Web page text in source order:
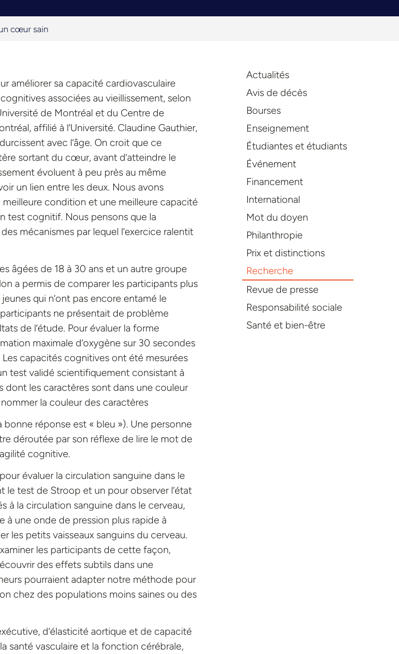
cœur sain
améliorer sa capacité cardiovasculaire
associées au vieillissement, selon
de Montréal et du Centre de
affilié à l’Université. Claudine Gauthier,
avec l’âge. On croit que ce
sortant du cœur, avant d’atteindre le
évoluent à peu près au même
un lien entre les deux. Nous avons
condition et une meilleure capacité
test cognitif. Nous pensons que la
mécanismes par lequel l’exercice ralentit
âgées de 18 à 30 ans et un autre groupe
a permis de comparer les participants plus
qui n’ont pas encore entamé le
ne présentait de problème
de l’étude. Pour évaluer la forme
maximale d’oxygène sur 30 secondes
capacités cognitives ont été mesurées
test validé scientifiquement consistant à
dont les caractères sont dans une couleur
la couleur des caractères
réponse est « bleu »). Une personne
déroutée par son réflexe de lire le mot de
cognitive.
évaluer la circulation sanguine dans le
le test de Stroop et un pour observer l’état
à la circulation sanguine dans le cerveau,
à une onde de pression plus rapide à
les petits vaisseaux sanguins du cerveau.
les participants de cette façon,
des effets subtils dans une
pourraient adapter notre méthode pour
chez des populations moins saines ou des
d’élasticité aortique et de capacité
santé vasculaire et la fonction cérébrale,
Actualités
Avis de décès
Bourses
Enseignement
Étudiantes et étudiants
Événement
Financement
International
Mot du doyen
Philanthropie
Prix et distinctions
Recherche
Revue de presse
Responsabilité sociale
Santé et bien-être